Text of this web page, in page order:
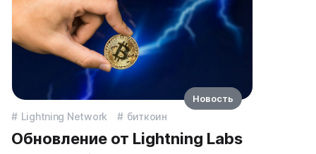
Lightning Network биткоин
Обновление от Lightning Labs
Новость